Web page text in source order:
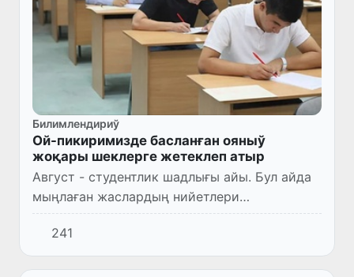
Билимлендириў
Ой-пикиримизде басланған ояныў
жоқары шеклерге жетеклеп атыр
Август - студентлик шадлығы айы. Бул айда
мыңлаған жаслардың нийетлери
орынланады. Көпшилиги болса жуўмақлар
алып, өзиниң нәзик ноқатларын аңлап
жетеди. Бирақ не болғанда да булард...
241